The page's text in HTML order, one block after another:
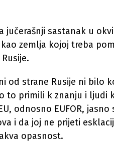
jučerašnji sastanak u
zemlja kojoj treba
od strane Rusije ni bilo
to primili k znanju i ljudi
odnosno EUFOR,
i da joj ne prijeti
opasnost.